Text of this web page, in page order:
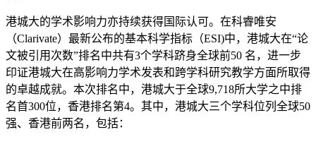
港城大的学术影响力亦持续获得国际认可。在科睿唯安
（Clarivate）最新公布的基本科学指标（ESI)中，港城大在“论
文被引用次数”排名中共有3个学科跻身全球前50 名，进一步
印证港城大在高影响力学术发表和跨学科研究教学方面所取得
的卓越成就。本次排名中，港城大于全球9,718所大学之中排
名首300位，香港排名第4。其中，港城大三个学科位列全球50
强、香港前两名，包括：